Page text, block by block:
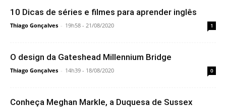
10 Dicas de séries e filmes para aprender inglês
Thiago Gonçalves - 19h58 - 21/08/2020 1
O design da Gateshead Millennium Bridge
Thiago Gonçalves - 14h39 - 18/08/2020 0
Conheça Meghan Markle, a Duquesa de Sussex